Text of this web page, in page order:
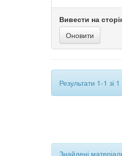
Вивести на
Результати 1-1 зі
Знайдені